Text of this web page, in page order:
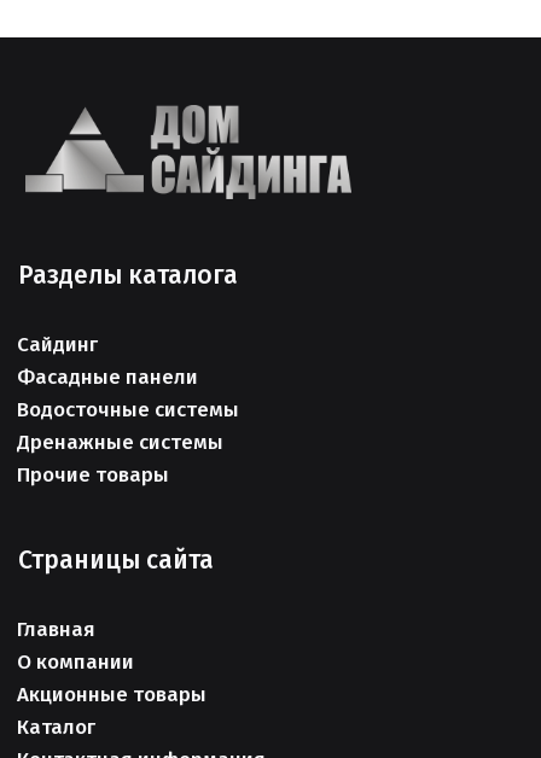
Разделы каталога
Сайдинг
Фасадные панели
Водосточные системы
Дренажные системы
Прочие товары
Страницы сайта
Главная
О компании
Акционные товары
Каталог